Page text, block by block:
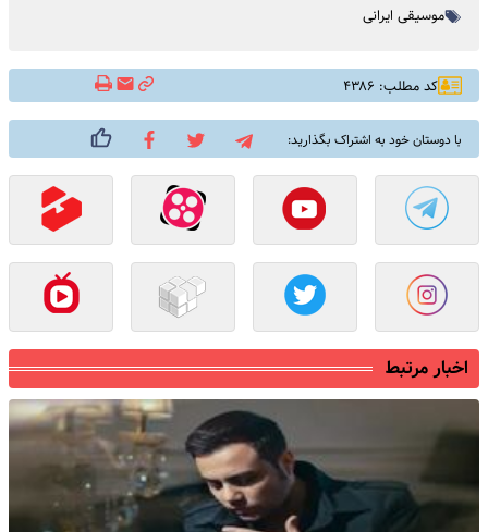
موسیقی ایرانی
کد مطلب: ۴۳۸۶
با دوستان خود به اشتراک بگذارید:
اخبار مرتبط